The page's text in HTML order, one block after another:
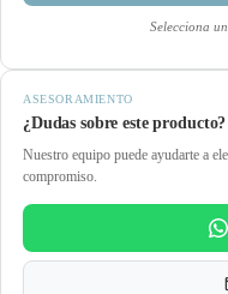
Selecciona
ASESORAMIENTO
¿Dudas sobre este producto?
Nuestro equipo puede ayudarte a
compromiso.